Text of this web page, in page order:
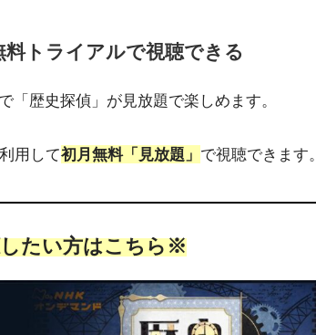
料トライアルで視聴できる
「歴史探偵」が見放題で楽しめます。
用して初月無料「見放題」 で視聴できます。
たい方はこちら※